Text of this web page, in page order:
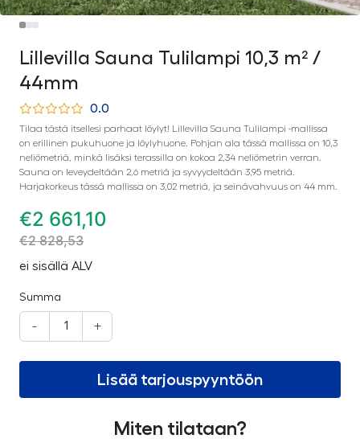
Lillevilla Sauna Tulilampi 10,3 m² /
44mm
0.0
Tilaa tästä itsellesi parhaat löylyt! Lillevilla Sauna Tulilampi -mallissa
on erillinen pukuhuone ja löylyhuone. Pohjan ala tässä mallissa on 10,3
neliömetriä, minkä lisäksi terassilla on kokoa 2,34 neliömetrin verran.
Sauna on leveydeltään 2,6 metriä ja syvyydeltään 3,95 metriä.
Harjakorkeus tässä mallissa on 3,02 metriä, ja seinävahvuus on 44 mm.
€2 661,10
€2 828,53
ei sisällä ALV
Summa
- +
Lisää tarjouspyyntöön
Miten tilataan?